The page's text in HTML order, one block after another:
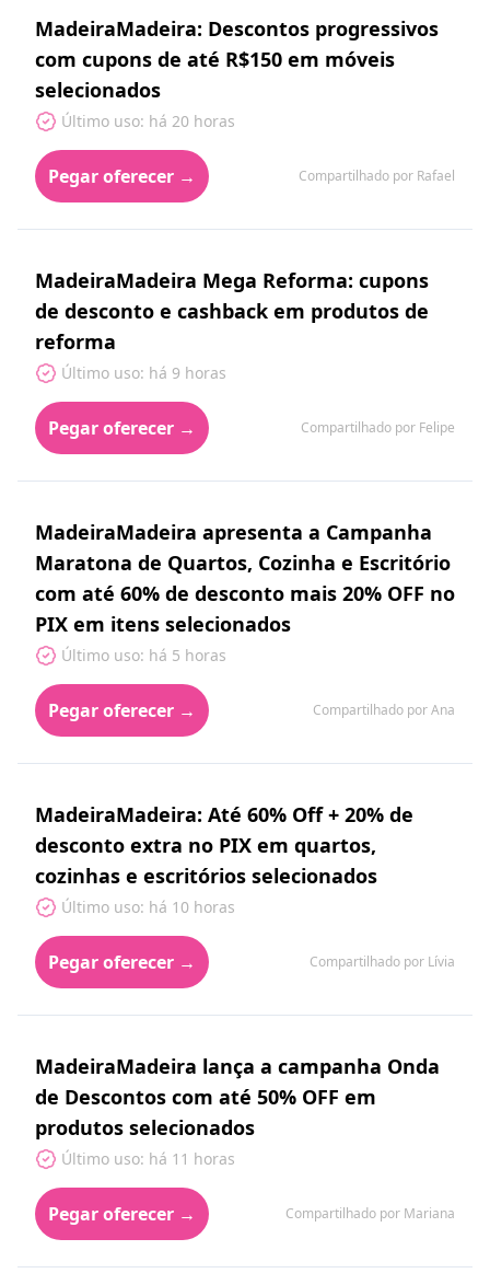
MadeiraMadeira: Descontos progressivos
com cupons de até R$150 em móveis
selecionados
Último uso: há 20 horas
Pegar oferecer → Compartilhado por Rafael
MadeiraMadeira Mega Reforma: cupons
de desconto e cashback em produtos de
reforma
Último uso: há 9 horas
Pegar oferecer → Compartilhado por Felipe
MadeiraMadeira apresenta a Campanha
Maratona de Quartos, Cozinha e Escritório
com até 60% de desconto mais 20% OFF no
PIX em itens selecionados
Último uso: há 5 horas
Pegar oferecer → Compartilhado por Ana
MadeiraMadeira: Até 60% Off + 20% de
desconto extra no PIX em quartos,
cozinhas e escritórios selecionados
Último uso: há 10 horas
Pegar oferecer → Compartilhado por Lívia
MadeiraMadeira lança a campanha Onda
de Descontos com até 50% OFF em
produtos selecionados
Último uso: há 11 horas
Pegar oferecer → Compartilhado por Mariana